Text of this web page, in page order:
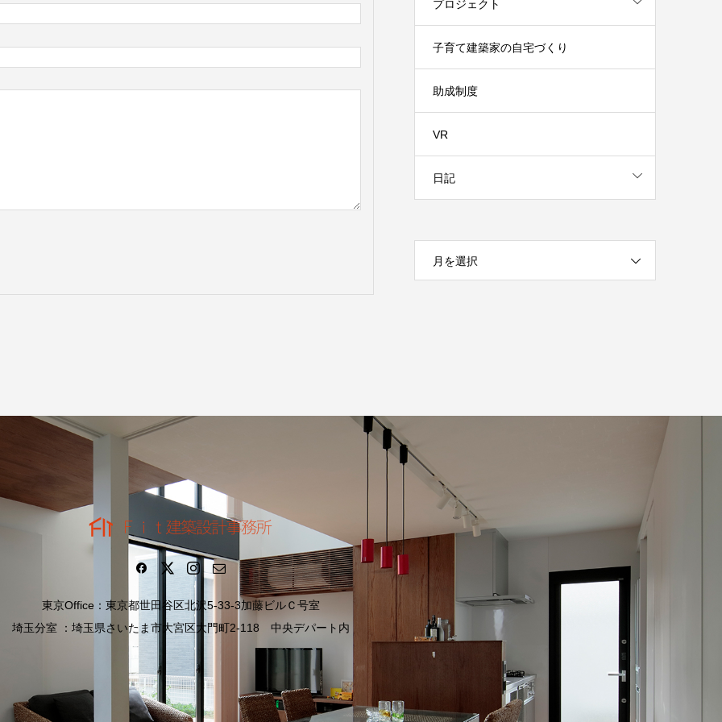
プロジェクト
子育て建築家の自宅づくり
助成制度
VR
日記
月を選択
東京Office：東京都世田谷区北沢5-33-3加藤ビルＣ号室
埼玉分室 ：埼玉県さいたま市大宮区大門町2-118 中央デパート内